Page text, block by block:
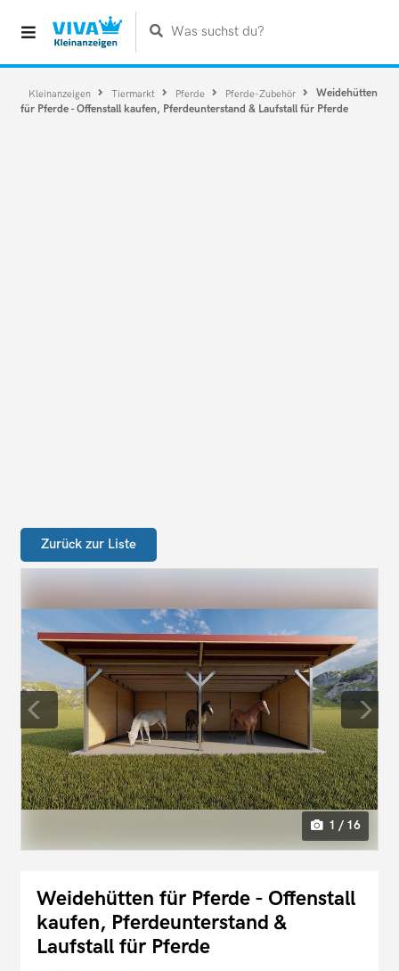
Was suchst du?
Kleinanzeigen Tiermarkt Pferde Pferde-Zubehör
Weidehütten
für Pferde - Offenstall kaufen, Pferdeunterstand & Laufstall für Pferde
Zurück zur Liste
1 / 16
Weidehütten für Pferde - Offenstall
kaufen, Pferdeunterstand &
Laufstall für Pferde